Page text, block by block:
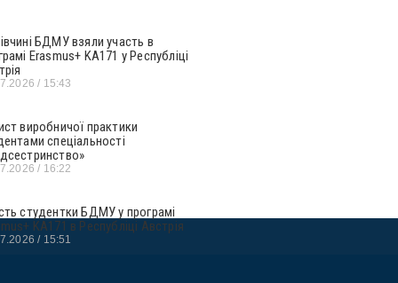
БДМУ взяли участь в
Erasmus+ KA171 у Республіці
15:43
виробничої практики
спеціальності
16:22
студентки БДМУ у програмі
KA171 в Республіці Австрія
15:51